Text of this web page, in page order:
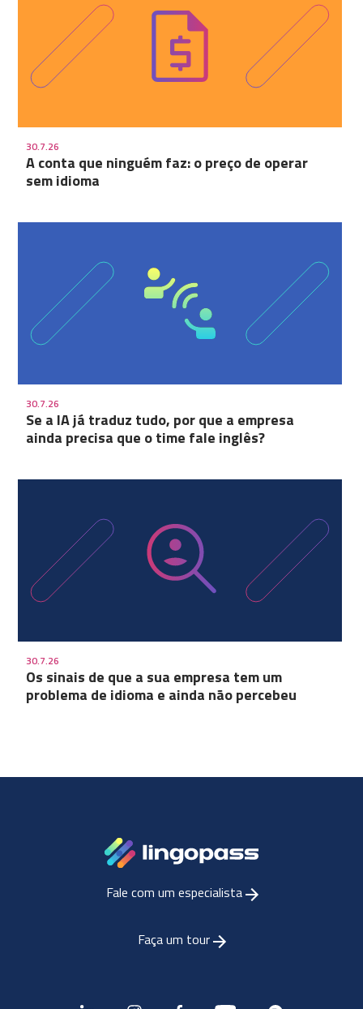
30.7.26
A conta que ninguém faz: o preço de operar
sem idioma
30.7.26
Se a IA já traduz tudo, por que a empresa
ainda precisa que o time fale inglês?
30.7.26
Os sinais de que a sua empresa tem um
problema de idioma e ainda não percebeu
Fale com um especialista
Faça um tour